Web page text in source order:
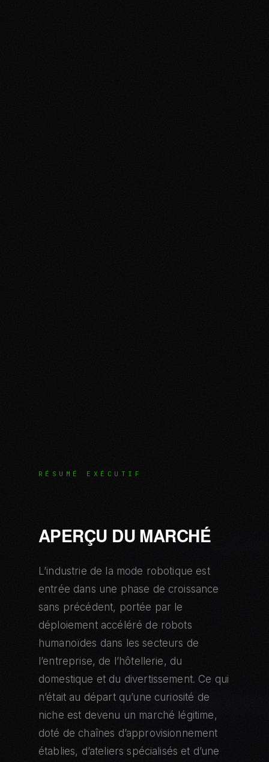
RÉSUMÉ EXÉCUTIF
APERÇU DU MARCHÉ
L’industrie de la mode robotique est
entrée dans une phase de croissance
sans précédent, portée par le
déploiement accéléré de robots
humanoïdes dans les secteurs de
l’entreprise, de l’hôtellerie, du
domestique et du divertissement. Ce qui
n’était au départ qu’une curiosité de
niche est devenu un marché légitime,
doté de chaînes d’approvisionnement
établies, d’ateliers spécialisés et d’une